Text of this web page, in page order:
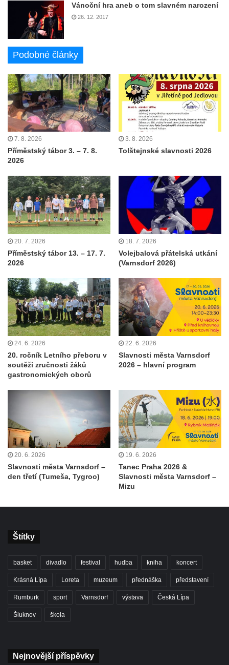
Vánoční hra aneb o tom slavném narození
26. 12. 2017
Podobné články
7. 8. 2026
Příměstský tábor 3. – 7. 8.
2026
3. 8. 2026
Tolštejnské slavnosti 2026
20. 7. 2026
Příměstský tábor 13. – 17. 7.
2026
18. 7. 2026
Volejbalová přátelská utkání
(Varnsdorf 2026)
24. 6. 2026
20. ročník Letního přeboru v
soutěži zručnosti žáků
gastronomických oborů
22. 6. 2026
Slavnosti města Varnsdorf
2026 – hlavní program
20. 6. 2026
Slavnosti města Varnsdorf –
den třetí (Tumeša, Tygroo)
19. 6. 2026
Tanec Praha 2026 &
Slavnosti města Varnsdorf –
Mizu
Štítky
basket divadlo festival hudba kniha koncert
Krásná Lípa Loreta muzeum přednáška představení
Rumburk sport Varnsdorf výstava Česká Lípa
Šluknov škola
Nejnovější příspěvky